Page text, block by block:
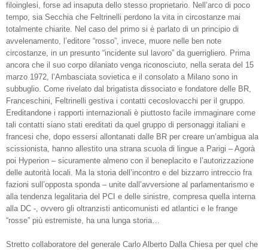
filoinglesi, forse ad insaputa dello stesso proprietario. Nell’arco di poco
tempo, sia Secchia che Feltrinelli perdono la vita in circostanze mai
totalmente chiarite. Nel caso del primo si è parlato di un principio di
avvelenamento, l’editore “rosso”, invece, muore nelle ben note
circostanze, in un presunto “incidente sul lavoro” da guerrigliero. Prima
ancora che il suo corpo dilaniato venga riconosciuto, nella serata del 15
marzo 1972, l’Ambasciata sovietica e il consolato a Milano sono in
subbuglio. Come rivelato dal brigatista dissociato e fondatore delle BR,
Franceschini, Feltrinelli gestiva i contatti cecoslovacchi per il gruppo.
Ereditandone i rapporti internazionali è piuttosto facile immaginare come
tali contatti siano stati ereditati da quel gruppo di personaggi italiani e
francesi che, dopo essersi allontanati dalle BR per creare un’ambigua ala
scissionista, hanno allestito una strana scuola di lingue a Parigi – Agorà
poi Hyperion – sicuramente almeno con il beneplacito e l’autorizzazione
delle autorità locali. Ma la storia dell’incontro e del bizzarro intreccio fra
fazioni sull’opposta sponda – unite dall’avversione al parlamentarismo e
alla tendenza legalitaria del PCI e delle sinistre, compresa quella interna
alla DC -, ovvero gli oltranzisti anticomunisti ed atlantici e le frange
“rosse” più estremiste, ha una lunga storia…
Stretto collaboratore del generale Carlo Alberto Dalla Chiesa per quel che